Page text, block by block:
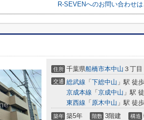
R-SEVENへのお問い合わせは
住所 千葉県船橋市本中山 ３丁目
交通 総武線 「 下総中山 」駅 徒
京成本線 「 京成中山 」駅
東西線 「 原木中山 」駅 徒
築年 築5年 階数 3階建 構造